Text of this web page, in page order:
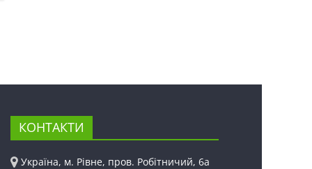
КОНТАКТИ
Україна, м. Рівне, пров. Робітничий, 6а